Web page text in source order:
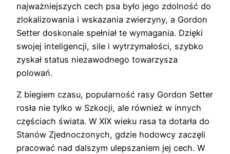
najważniejszych cech psa było jego zdolność do
zlokalizowania i wskazania zwierzyny, a Gordon
Setter doskonale spełniał te wymagania. Dzięki
swojej inteligencji, sile i wytrzymałości, szybko
zyskał status niezawodnego towarzysza
polowań.
Z biegiem czasu, popularność rasy Gordon Setter
rosła nie tylko w Szkocji, ale również w innych
częściach świata. W XIX wieku rasa ta dotarła do
Stanów Zjednoczonych, gdzie hodowcy zaczęli
pracować nad dalszym ulepszaniem jej cech. W